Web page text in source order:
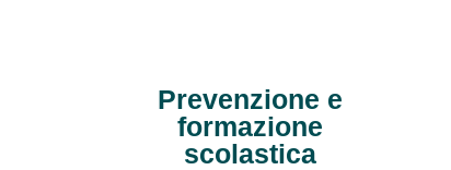
Prevenzione e
formazione
scolastica